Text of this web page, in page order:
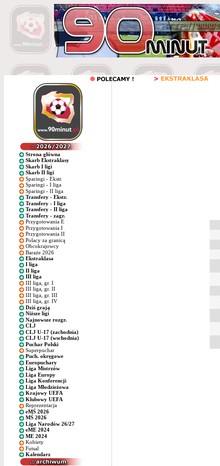
Strona główna
Skarb Ekstraklasy
Skarb I ligi
Skarb II ligi
Sparingi - Ekstr.
Sparingi - I liga
Sparingi - II liga
Transfery - Ekstr.
Transfery - I liga
Transfery - II liga
Transfery - zagr.
Przygotowania E
Przygotowania I
Przygotowania II
Polacy za granicą
Obcokrajowcy
Baraże 2026
Ekstraklasa
I liga
II liga
III liga
III liga, gr. I
III liga, gr. II
III liga, gr. III
III liga, gr. IV
Dziś grają
Niższe ligi
Najnowsze rozgr.
CLJ
CLJ U-17 (zachodnia)
CLJ U-17 (wschodnia)
Puchar Polski
Superpuchar
Puch. okręgowe
Europuchary
Liga Mistrzów
Liga Europy
Liga Konferencji
Liga Młodzieżowa
Krajowy UEFA
Klubowy UEFA
Reprezentacja
eMŚ 2026
MŚ 2026
Liga Narodów 26/27
eME 2024
ME 2024
Kobiety
Futsal
Kalendarz